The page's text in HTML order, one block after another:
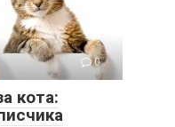
0
кота: